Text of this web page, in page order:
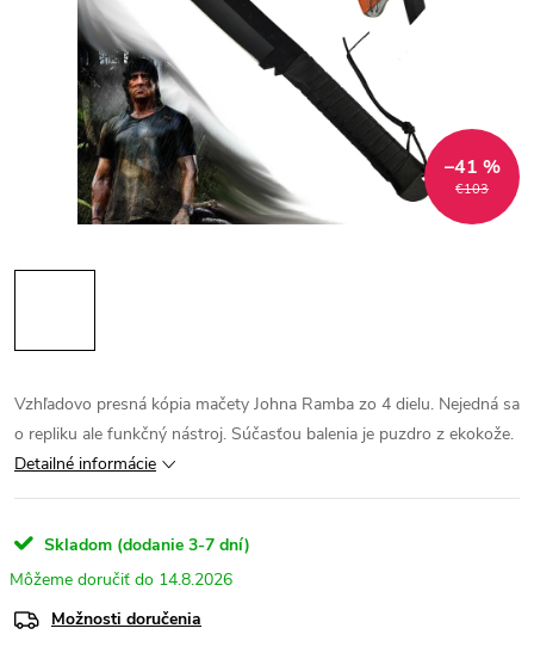
€103
–41 %
Vzhľadovo presná kópia mačety Johna Ramba zo 4 dielu. Nejedná sa
o repliku ale funkčný nástroj. Súčasťou balenia je puzdro z ekokože.
Detailné informácie
Skladom (dodanie 3-7 dní)
14.8.2026
Možnosti doručenia